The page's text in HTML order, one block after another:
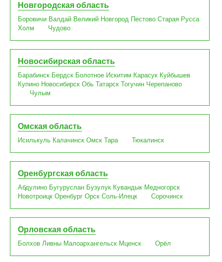
Новгородская область
Боровичи Валдай Великий Новгород Пестово Старая Русса
Холм
Чудово
Новосибирская область
Барабинск Бердск Болотное Искитим Карасук Куйбышев
Купино Новосибирск Обь Татарск Тогучин Черепаново
Чулым
Омская область
Исилькуль Калачинск Омск Тара Тюкалинск
Оренбургская область
Абдулино Бугуруслан Бузулук Кувандык Медногорск
Новотроицк Оренбург Орск Соль-Илецк Сорочинск
Орловская область
Болхов Ливны Малоархангельск Мценск Орёл